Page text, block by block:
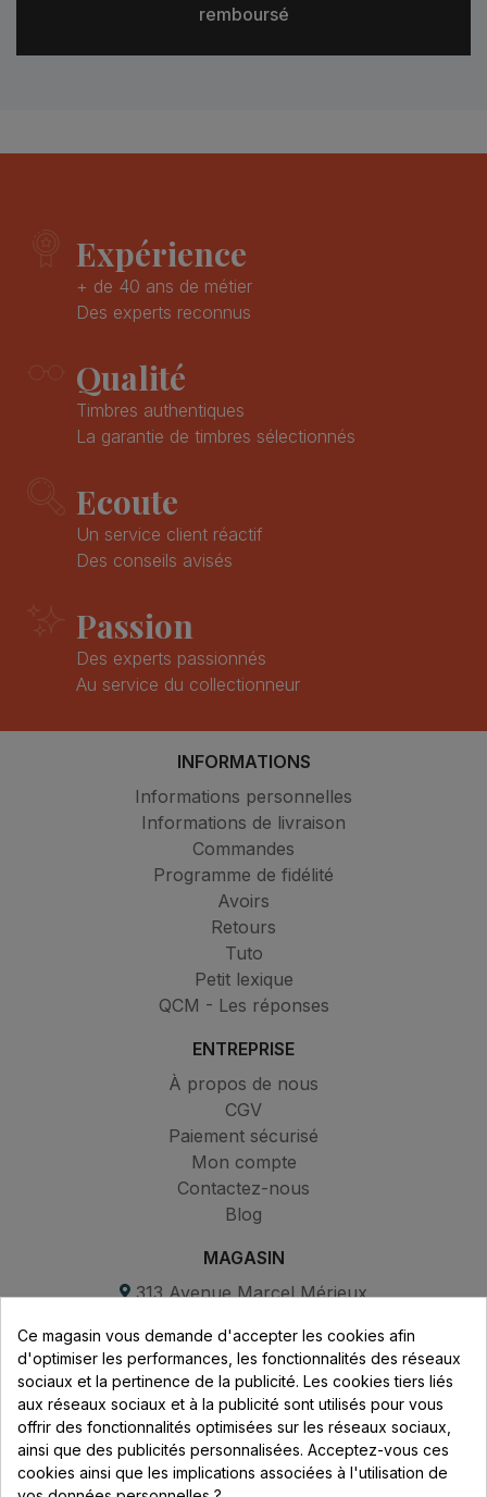
remboursé
Expérience
+ de 40 ans de métier
Des experts reconnus
Qualité
Timbres authentiques
La garantie de timbres sélectionnés
Ecoute
Un service client réactif
Des conseils avisés
Passion
Des experts passionnés
Au service du collectionneur
INFORMATIONS
Informations personnelles
Informations de livraison
Commandes
Programme de fidélité
Avoirs
Retours
Tuto
Petit lexique
QCM - Les réponses
ENTREPRISE
À propos de nous
CGV
Paiement sécurisé
Mon compte
Contactez-nous
Blog
MAGASIN
313 Avenue Marcel Mérieux
69530 Brignais
Lundi au vendredi :
8h - 16h
uniquement sur Rendez-vous
Ce magasin vous demande d'accepter les cookies afin
d'optimiser les performances, les fonctionnalités des réseaux
sociaux et la pertinence de la publicité. Les cookies tiers liés
aux réseaux sociaux et à la publicité sont utilisés pour vous
offrir des fonctionnalités optimisées sur les réseaux sociaux,
ainsi que des publicités personnalisées. Acceptez-vous ces
cookies ainsi que les implications associées à l'utilisation de